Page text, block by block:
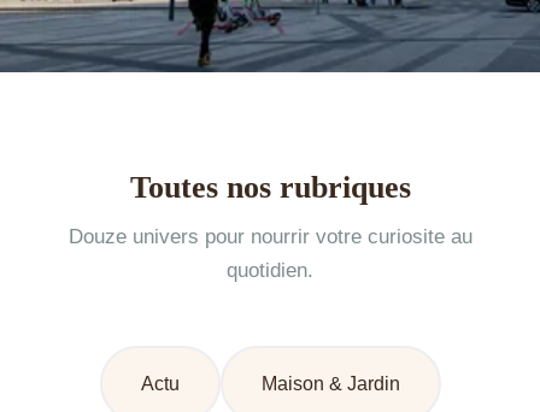
Toutes nos rubriques
Douze univers pour nourrir votre curiosite au
quotidien.
Actu Maison & Jardin